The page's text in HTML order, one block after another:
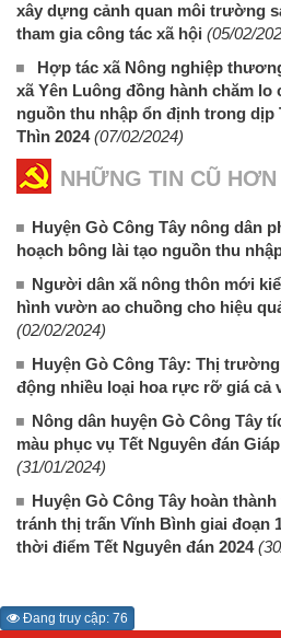
xây dựng cảnh quan môi trường
tham gia công tác xã hội (05/02/
Hợp tác xã Nông nghiệp
xã Yên Luông đồng hành chăm lo
nguồn thu nhập ổn định trong dịp
Thìn 2024 (07/02/2024)
NHỮNG TIN CŨ HƠN
Huyện Gò Công Tây nông dân
hoạch bông lài tạo nguồn thu
Người dân xã nông thôn mới
hình vườn ao chuồng cho hiệu
(02/02/2024)
Huyện Gò Công Tây: Thị
động nhiều loại hoa rực rỡ giá cả
Nông dân huyện Gò Công Tây
màu phục vụ Tết Nguyên đán
(31/01/2024)
Huyện Gò Công Tây hoàn
tránh thị trấn Vĩnh Bình giai đoạn
thời điểm Tết Nguyên đán 2024
Đang truy cập: 76